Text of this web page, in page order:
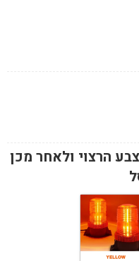
הרצוי ולאחר מכן